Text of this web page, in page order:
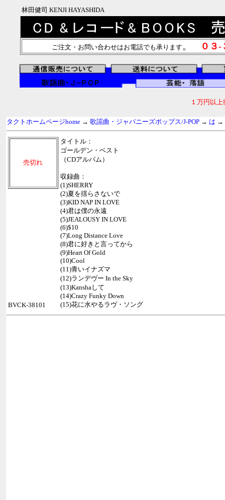
林田健司 KENJI HAYASHIDA
ご注文・お問い合わせはお電話でも承ります。 ０３
１万円以
タクトホームページhome → 歌謡曲・ジャパニーズポップス/J-POP → は →
売切れ
タイトル：
ゴールデン・ベスト
（CDアルバム）
収録曲：
(1)SHERRY
(2)夏を揺らさないで
(3)KID NAP IN LOVE
(4)君は僕の永遠
(5)JEALOUSY IN LOVE
(6)$10
(7)Long Distance Love
(8)君に好きと言ってから
(9)Heart Of Gold
(10)Cool
(11)青いイナズマ
(12)ランデヴー In the Sky
(13)Kanshaして
(14)Crazy Funky Down
(15)花に水やるラヴ・ソング
BVCK-38101